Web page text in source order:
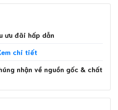
ưu đãi hấp dẫn
chi tiết
nhận về nguồn gốc & chất